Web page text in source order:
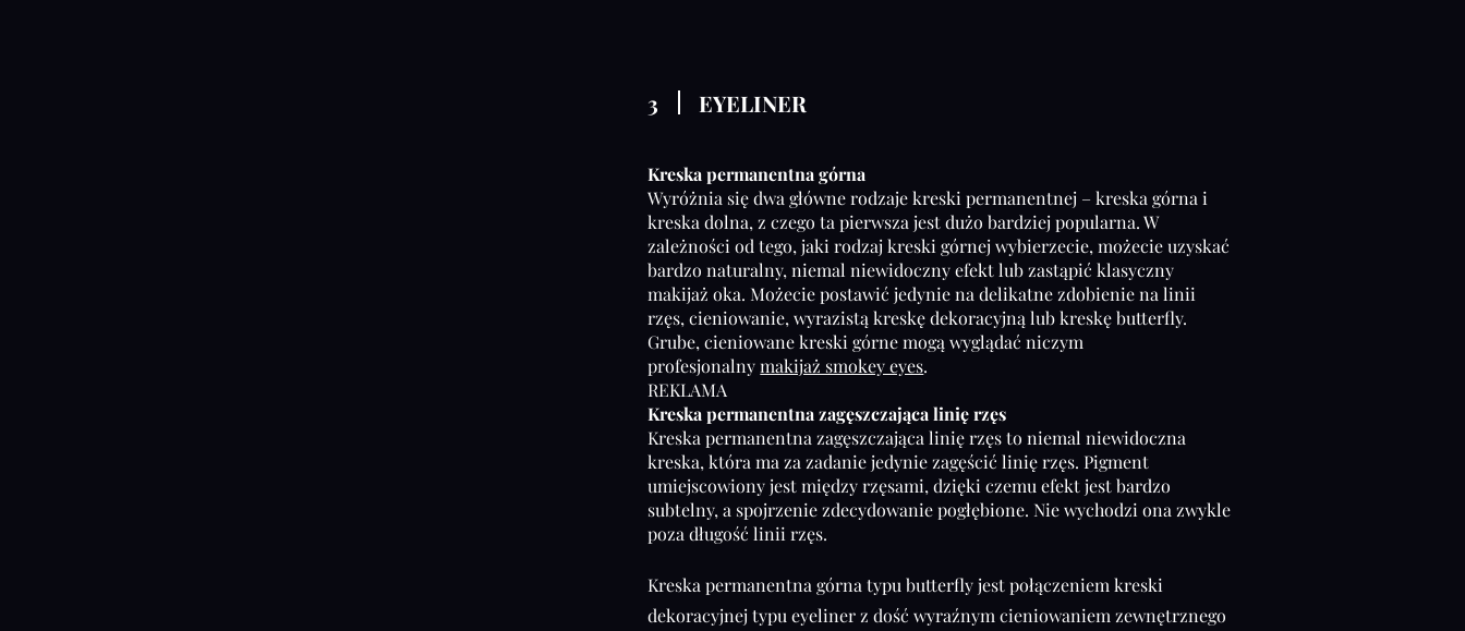
3 EYELINER
Kreska permanentna górna
Wyróżnia się dwa główne rodzaje kreski permanentnej – kreska górna i
kreska dolna, z czego ta pierwsza jest dużo bardziej popularna. W
zależności od tego, jaki rodzaj kreski górnej wybierzecie, możecie uzyskać
bardzo naturalny, niemal niewidoczny efekt lub zastąpić klasyczny
makijaż oka. Możecie postawić jedynie na delikatne zdobienie na linii
rzęs, cieniowanie, wyrazistą kreskę dekoracyjną lub kreskę butterfly.
Grube, cieniowane kreski górne mogą wyglądać niczym
profesjonalnymakijaż smokey eyes.
REKLAMA
Kreska permanentna zagęszczająca linię rzęs
Kreska permanentna zagęszczająca linię rzęs to niemal niewidoczna
kreska, która ma za zadanie jedynie zagęścić linię rzęs. Pigment
umiejscowiony jest między rzęsami, dzięki czemu efekt jest bardzo
subtelny, a spojrzenie zdecydowanie pogłębione. Nie wychodzi ona zwykle
poza długość linii rzęs.
Kreska permanentna górna typu butterfly jest połączeniem kreski
dekoracyjnej typu eyeliner z dość wyraźnym cieniowaniem zewnętrznego